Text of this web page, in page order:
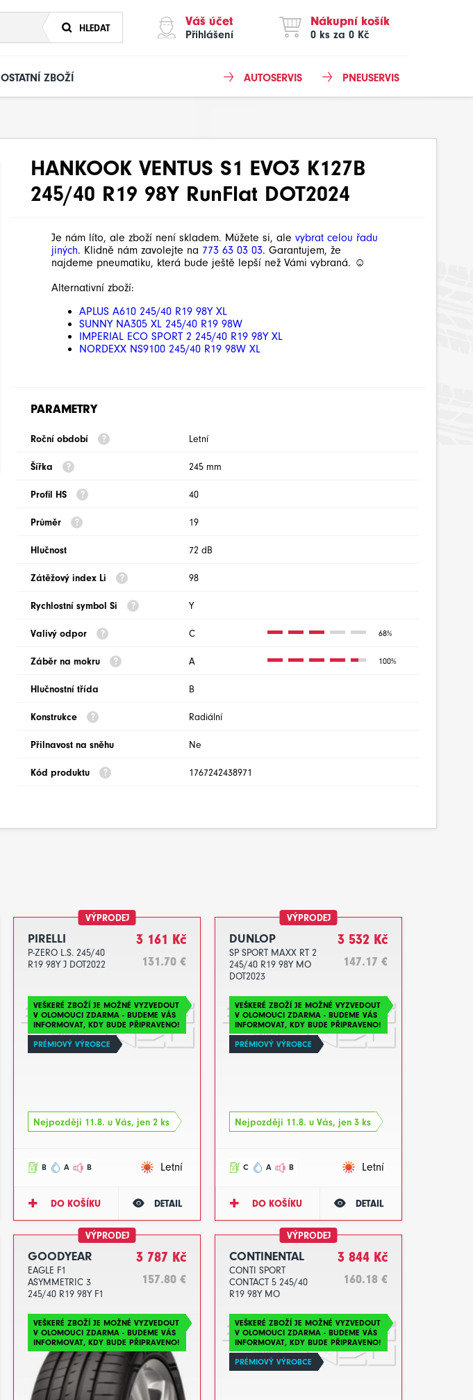
HLEDAT Váš účet
Přihlášení
Nákupní košík
0 ks za 0 Kč
OSTATNÍ ZBOŽÍ PNEUSERVIS
AUTOSERVIS
HANKOOK VENTUS S1 EVO3 K127B
245/40 R19 98Y RunFlat DOT2024
Je nám líto, ale zboží není skladem. Můžete si, ale vybrat celou řadu
jiných. Klidně nám zavolejte na 773 63 03 03. Garantujem, že
najdeme pneumatiku, která bude ještě lepší než Vámi vybraná. ☺
Alternativní zboží:
APLUS A610 245/40 R19 98Y XL
SUNNY NA305 XL 245/40 R19 98W
IMPERIAL ECO SPORT 2 245/40 R19 98Y XL
NORDEXX NS9100 245/40 R19 98W XL
PARAMETRY
Roční období Letní
Šířka 245 mm
Profil HS 40
Průměr 19
Hlučnost 72 dB
Zátěžový index Li 98
Rychlostní symbol Si Y
Valivý odpor C 68%
Záběr na mokru A 100%
Hlučnostní třída B
Konstrukce Radiální
Přilnavost na sněhu Ne
Kód produktu 1767242438971
VÝPRODEJ
PIRELLI
P-ZERO L.S. 245/40
R19 98Y J DOT2022
3 161 Kč
131.70 €
VEŠKERÉ ZBOŽÍ JE MOŽNÉ VYZVEDOUT
V OLOMOUCI ZDARMA - BUDEME VÁS
INFORMOVAT, KDY BUDE PŘIPRAVENO!
PRÉMIOVÝ VÝROBCE
Nejpozději 11.8. u Vás, jen 2 ks
B A B Letní
DO KOŠÍKU DETAIL
VÝPRODEJ
DUNLOP
SP SPORT MAXX RT 2
245/40 R19 98Y MO
DOT2023
3 532 Kč
147.17 €
VEŠKERÉ ZBOŽÍ JE MOŽNÉ VYZVEDOUT
V OLOMOUCI ZDARMA - BUDEME VÁS
INFORMOVAT, KDY BUDE PŘIPRAVENO!
PRÉMIOVÝ VÝROBCE
Nejpozději 11.8. u Vás, jen 3 ks
C A B Letní
DO KOŠÍKU DETAIL
VÝPRODEJ
GOODYEAR
EAGLE F1
ASYMMETRIC 3
245/40 R19 98Y F1
3 787 Kč
157.80 €
VEŠKERÉ ZBOŽÍ JE MOŽNÉ VYZVEDOUT
V OLOMOUCI ZDARMA - BUDEME VÁS
INFORMOVAT, KDY BUDE PŘIPRAVENO!
VÝPRODEJ
CONTINENTAL
CONTI SPORT
CONTACT 5 245/40
R19 98Y MO
3 844 Kč
160.18 €
VEŠKERÉ ZBOŽÍ JE MOŽNÉ VYZVEDOUT
V OLOMOUCI ZDARMA - BUDEME VÁS
INFORMOVAT, KDY BUDE PŘIPRAVENO!
PRÉMIOVÝ VÝROBCE